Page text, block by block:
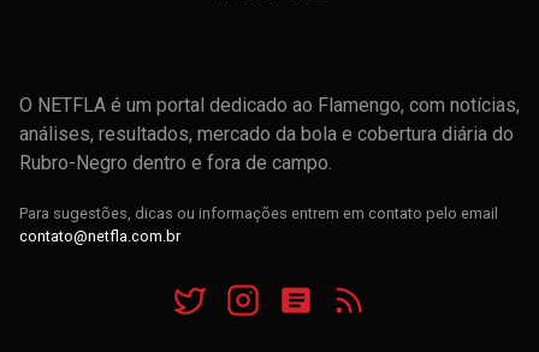
O NETFLA é um portal dedicado ao Flamengo, com notícias,
análises, resultados, mercado da bola e cobertura diária do
Rubro-Negro dentro e fora de campo.
Para sugestões, dicas ou informações entrem em contato pelo email
contato@netfla.com.br